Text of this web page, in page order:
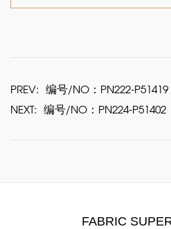
PREV: 编号/NO：PN222-P51419
NEXT: 编号/NO：PN224-P51402
FABRIC